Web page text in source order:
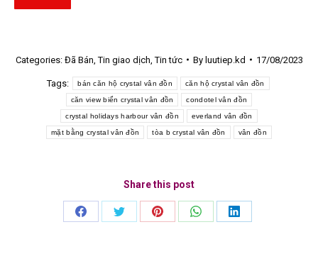
Categories: Đã Bán ,Tin giao dịch ,Tin tức By luutiep.kd 17/08/2023
Tags: bán căn hộ crystal vân đồn căn hộ crystal vân đồn
căn view biển crystal vân đồn condotel vân đồn
crystal holidays harbour vân đồn everland vân đồn
mặt bằng crystal vân đồn tòa b crystal vân đồn vân đồn
Share this post
Share
Share
Share
Share
Share